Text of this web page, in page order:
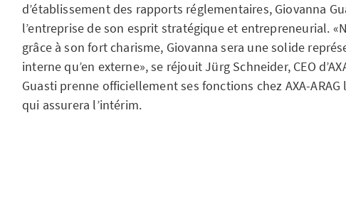
d’établissement des rapports réglementaires, Giovanna
l’entreprise de son esprit stratégique et entrepreneurial.
grâce à son fort charisme, Giovanna sera une solide
interne qu’en externe», se réjouit Jürg Schneider, CEO
Guasti prenne officiellement ses fonctions chez AXA-ARAG
qui assurera l’intérim.